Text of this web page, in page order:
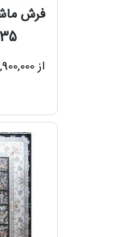
از 9,900,000 تومان تا 67,680,000 تومان